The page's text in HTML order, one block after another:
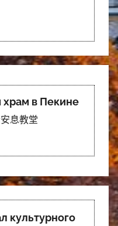
храм в Пекине
息教堂
культурного